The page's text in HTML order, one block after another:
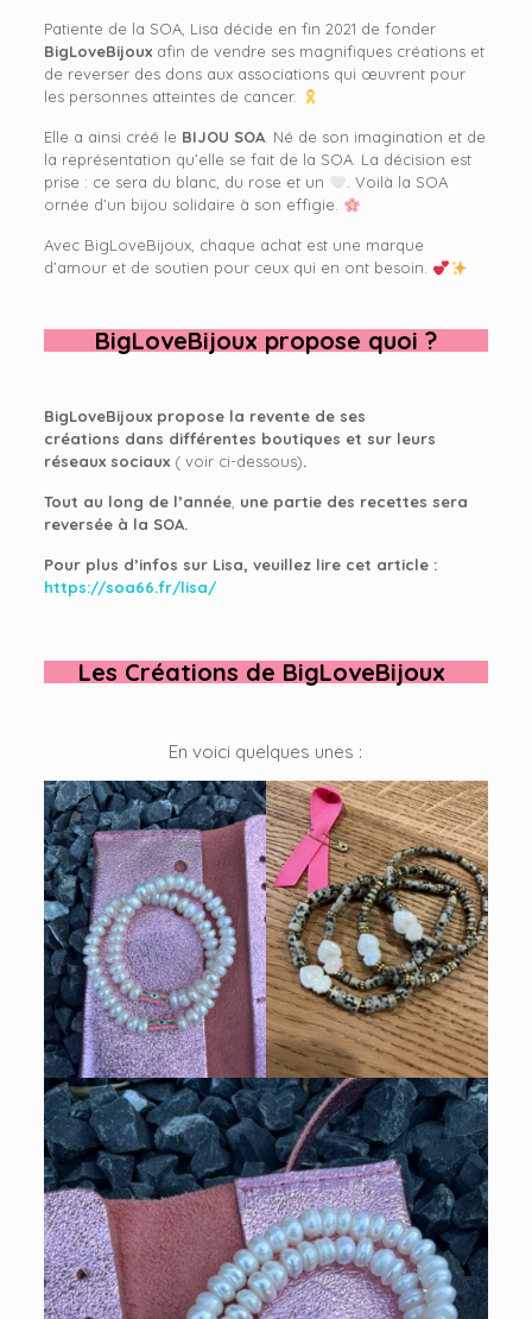
Patiente de la SOA, Lisa décide en fin 2021 de fonder
BigLoveBijouxafin de vendre ses magnifiques créations et
de reverser des dons aux associations qui œuvrent pour
les personnes atteintes de cancer.
Elle a ainsi créé le BIJOU SOA. Né de son imagination et de
la représentation qu’elle se fait de la SOA. La décision est
prise : ce sera du blanc, du rose et un
. Voilà la SOA
ornée d’un bijou solidaire à son effigie.
Avec BigLoveBijoux, chaque achat est une marque
d’amour et de soutien pour ceux qui en ont besoin.
BigLoveBijoux propose quoi ?
BigLoveBijoux propose la revente de ses
créations dans différentes boutiques et sur leurs
réseaux sociaux( voir ci-dessous).
Tout au long de l’année, une partie des recettes sera
reversée à la SOA.
Pour plus d’infos sur Lisa, veuillez lire cet article :
https://soa66.fr/lisa/
Les Créations de BigLoveBijoux
En voici quelques unes :